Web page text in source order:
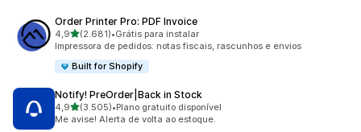
Order Printer Pro: PDF Invoice
4,9de 5 estrelas
(2.681)
2681 avaliações ao todo
•Grátis para instalar
Impressora de pedidos: notas fiscais, rascunhos e envios
Built for Shopify
Notify! PreOrder|Back in Stock
4,9de 5 estrelas
(3.505)
3505 avaliações ao todo
•Plano gratuito disponível
Me avise! Alerta de volta ao estoque.